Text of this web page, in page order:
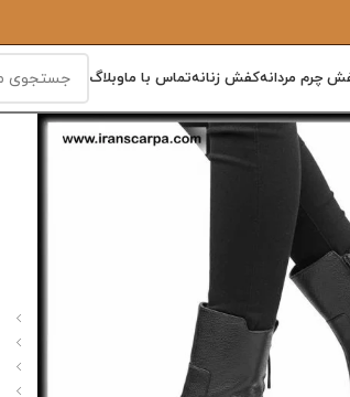
چرم مردانهکفش زنانهتماس با ماوبلاگ